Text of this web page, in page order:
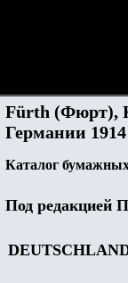
Fürth (Фюрт),
Германии 1914
Каталог
Под редакцией